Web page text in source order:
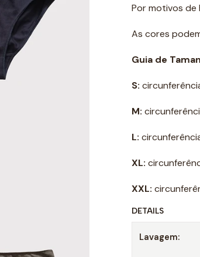
Por motivos de
As cores
Guia de
S:
M:
L:
XL:
XXL:
DETAILS
Lavagem: